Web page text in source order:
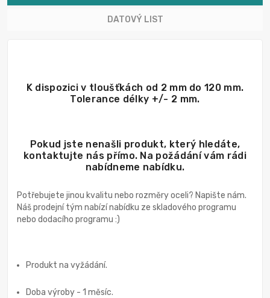
DATOVÝ LIST
K dispozici v tloušťkách od 2 mm do 120 mm.
Tolerance délky +/- 2 mm.
Pokud jste nenašli produkt, který hledáte,
kontaktujte nás přímo. Na požádání vám rádi
nabídneme nabídku.
Potřebujete jinou kvalitu nebo rozměry oceli? Napište nám.
Náš prodejní tým nabízí nabídku ze skladového programu
nebo dodacího programu :)
Produkt na vyžádání.
Doba výroby - 1 měsíc.